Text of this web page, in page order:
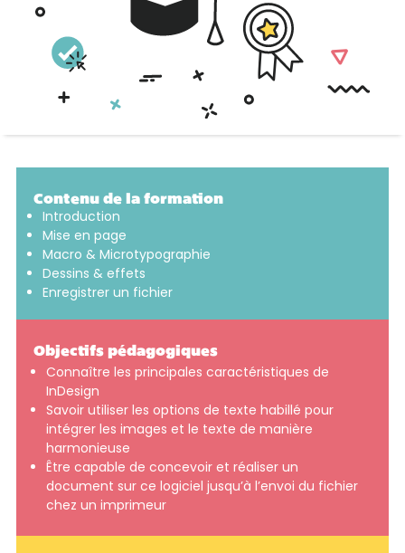
Contenu de la formation
Introduction
Mise en page
Macro & Microtypographie
Dessins & effets
Enregistrer un fichier
Objectifs pédagogiques
Connaître les principales caractéristiques de
InDesign
Savoir utiliser les options de texte habillé pour
intégrer les images et le texte de manière
harmonieuse
Être capable de concevoir et réaliser un
document sur ce logiciel jusqu’à l’envoi du fichier
chez un imprimeur